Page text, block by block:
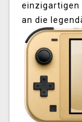
einzigartigen
an die